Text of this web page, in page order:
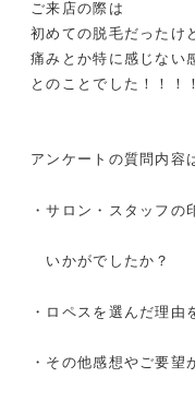
ご来店の際は
初めての脱毛だったけ
痛みとか特に感じない
とのことでした！！！
アンケートの質問内容
・サロン・スタッフの
いかがでしたか？
・ロペスを選んだ理由
・その他感想やご要望